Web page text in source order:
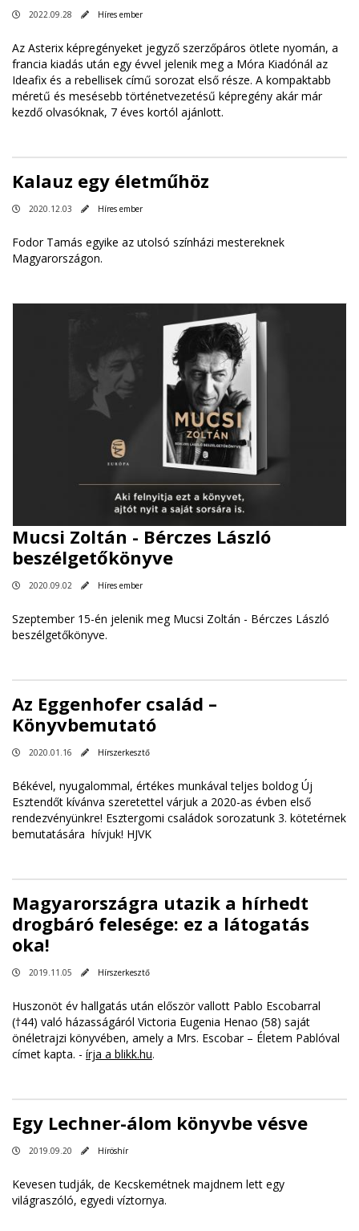
2022.09.28 Híres ember
Az Asterix képregényeket jegyző szerzőpáros ötlete nyomán, a
francia kiadás után egy évvel jelenik meg a Móra Kiadónál az
Ideafix és a rebellisek című sorozat első része. A kompaktabb
méretű és mesésebb történetvezetésű képregény akár már
kezdő olvasóknak, 7 éves kortól ajánlott.
Kalauz egy életműhöz
2020.12.03 Híres ember
Fodor Tamás egyike az utolsó színházi mestereknek
Magyarországon.
Mucsi Zoltán - Bérczes László
beszélgetőkönyve
2020.09.02 Híres ember
Szeptember 15-én jelenik meg Mucsi Zoltán - Bérczes László
beszélgetőkönyve.
Az Eggenhofer család –
Könyvbemutató
2020.01.16 Hírszerkesztő
Békével, nyugalommal, értékes munkával teljes boldog Új
Esztendőt kívánva szeretettel várjuk a 2020-as évben első
rendezvényünkre! Esztergomi családok sorozatunk 3. kötetérnek
bemutatására hívjuk! HJVK
Magyarországra utazik a hírhedt
drogbáró felesége: ez a látogatás
oka!
2019.11.05 Hírszerkesztő
Huszonöt év hallgatás után először vallott Pablo Escobarral
(†44) való házasságáról Victoria Eugenia Henao (58) saját
önéletrajzi könyvében, amely a Mrs. Escobar – Életem Pablóval
címet kapta. - írja a blikk.hu.
Egy Lechner-álom könyvbe vésve
2019.09.20 Híröshír
Kevesen tudják, de Kecskemétnek majdnem lett egy
világraszóló, egyedi víztornya.